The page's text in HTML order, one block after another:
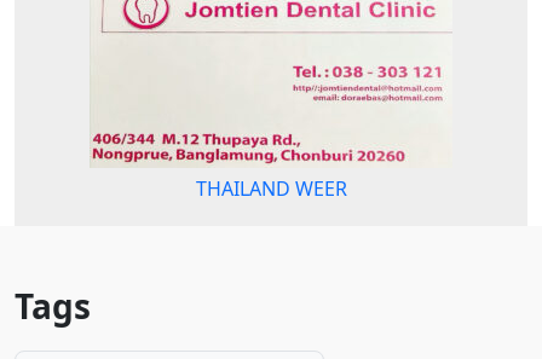
THAILAND WEER
Tags